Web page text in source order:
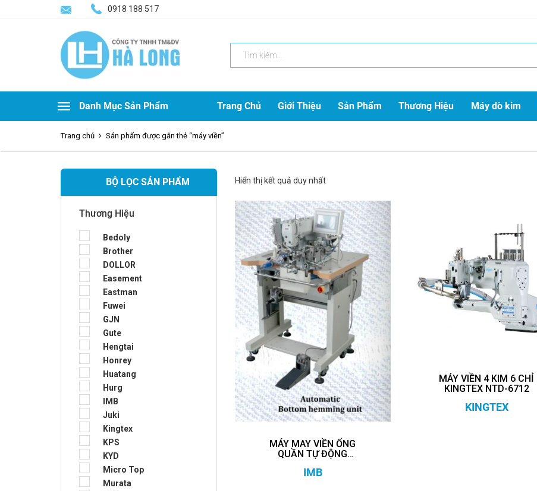
0918 188 517
Danh Mục Sản Phẩm Trang Chủ Giới Thiệu Sản Phẩm Thương Hiệu Máy dò kim
Trang chủ Sản phẩm được gắn thẻ “máy viền”
BỘ LỌC SẢN PHẨM
Thương Hiệu
Bedoly
Brother
DOLLOR
Easement
Eastman
Fuwei
GJN
Gute
Hengtai
Honrey
Huatang
Hurg
IMB
Juki
Kingtex
KPS
KYD
Micro Top
Murata
Hiển thị kết quả duy nhất
MÁY MAY VIỀN ỐNG
QUẦN TỰ ĐỘNG
IMB
MÁY VIỀN 4 KIM 6 CHỈ
KINGTEX NTD-6712
KINGTEX